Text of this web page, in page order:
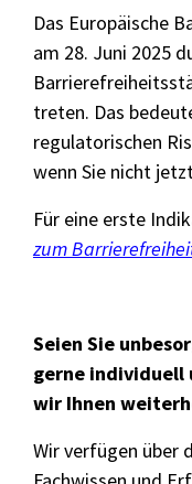
Das Europäische
am 28. Juni 2025
treten. Das
regulatorischen
wenn Sie nicht
Für eine erste
zum
Seien Sie
gerne individuell
wir Ihnen
Wir verfügen über